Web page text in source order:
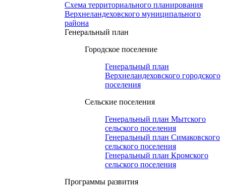
Схема территориального планирования
Верхнеландеховского муниципального
района
Генеральный план
Городское поселение
Генеральный план
Верхнеландеховского городского
поселения
Сельские поселения
Генеральный план Мытского
сельского поселения
Генеральный план Симаковского
сельского поселения
Генеральный план Кромского
сельского поселения
Программы развития